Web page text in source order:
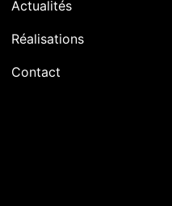
Actualités
Réalisations
Contact